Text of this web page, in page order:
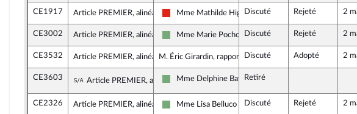
CE1917 Article PREMIER, alinéa 10
La France insoumise - Nouvelle Union Populaire
Mme Mathilde HignetDiscuté Rejeté 2
CE3002 Article PREMIER, alinéa 10
Écologiste - NUPES
Mme Marie Pochon Discuté Rejeté 2
CE3532 Article PREMIER, alinéa 10M. Éric Girardin, rapporteurDiscuté Adopté 2
CE3603 Sous-amendement de l'amendement n°CE3532
Article PREMIER, alinéa 10Écologiste - NUPES
Mme Delphine BathoRetiré
CE2326 Article PREMIER, alinéa 10
Écologiste - NUPES
Mme Lisa Belluco Discuté Rejeté 2